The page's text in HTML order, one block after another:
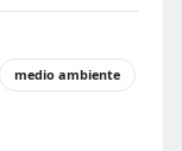
medio ambiente